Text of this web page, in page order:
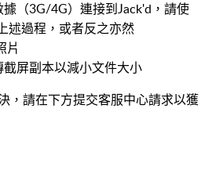
（3G/4G）連接到Jack'd，請使
述過程，或者反之亦然
片
屏副本以減小文件大小
，請在下方提交客服中心請求以獲